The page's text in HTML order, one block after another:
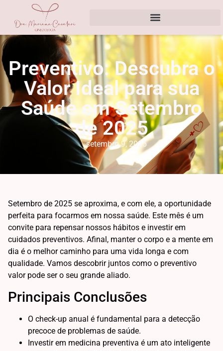
Preventivo: Descubra o
Valor Ideal para sua
Saúde em Setembro
de 2025
setembro 9, 2025
Setembro de 2025 se aproxima, e com ele, a oportunidade
perfeita para focarmos em nossa saúde. Este mês é um
convite para repensar nossos hábitos e investir em
cuidados preventivos. Afinal, manter o corpo e a mente em
dia é o melhor caminho para uma vida longa e com
qualidade. Vamos descobrir juntos como o preventivo
valor pode ser o seu grande aliado.
Principais Conclusões
O check-up anual é fundamental para a detecção
precoce de problemas de saúde.
Investir em medicina preventiva é um ato inteligente